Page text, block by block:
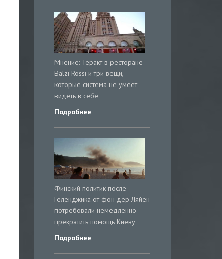
Мнение: Теракт в ресторане
Balzi Rossi и три вещи,
которые система не умеет
видеть в себе
Подробнее
Финский политик после
Геленджика от фон дер Ляйен
потребовали немедленно
прекратить помощь Киеву
Подробнее